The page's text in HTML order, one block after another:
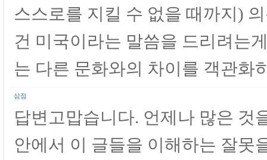
스스로를 지킬 수 없을 때까지)
건 미국이라는 말씀을 드리려는
는 다른 문화와의 차이를 객관화
삼점
답변고맙습니다. 언제나 많은 것
안에서 이 글들을 이해하는 잘못